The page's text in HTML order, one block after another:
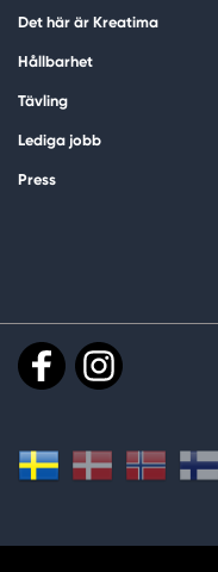
Det här är Kreatima
Hållbarhet
Tävling
Lediga jobb
Press